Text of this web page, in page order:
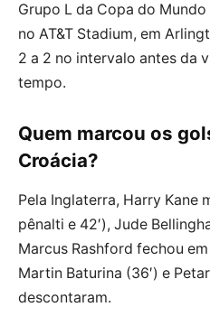
Grupo L da Copa do
no AT&T Stadium, em
2 a 2 no intervalo antes da
tempo.
Quem marcou os
Croácia?
Pela Inglaterra, Harry Kane
pênalti e 42′), Jude
Marcus Rashford fechou
Martin Baturina (36′) e Petar
descontaram.